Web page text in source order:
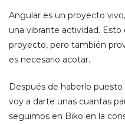
Angular es un proyecto
una vibrante actividad.
proyecto, pero también
es necesario acotar.
Después de haberlo
voy a darte unas cuantas
seguimos en Biko en la